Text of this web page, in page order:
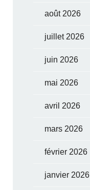
août 2026
juillet 2026
juin 2026
mai 2026
avril 2026
mars 2026
février 2026
janvier 2026